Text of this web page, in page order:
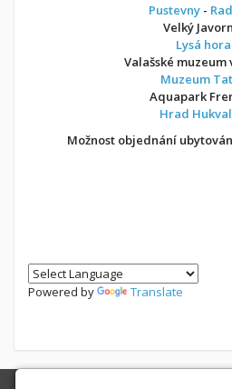
Pustevny -
Velký
Lysá hora
Valašské
Muzeum
Aquapark
Hrad
Možnost objednání
Powered by Translate